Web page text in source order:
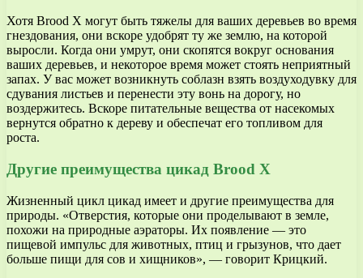
Хотя Brood X могут быть тяжелы для ваших деревьев во время
гнездования, они вскоре удобрят ту же землю, на которой
выросли. Когда они умрут, они скопятся вокруг основания
ваших деревьев, и некоторое время может стоять неприятный
запах. У вас может возникнуть соблазн взять воздуходувку для
сдувания листьев и перенести эту вонь на дорогу, но
воздержитесь. Вскоре питательные вещества от насекомых
вернутся обратно к дереву и обеспечат его топливом для
роста.
Другие преимущества цикад Brood X
Жизненный цикл цикад имеет и другие преимущества для
природы. «Отверстия, которые они проделывают в земле,
похожи на природные аэраторы. Их появление — это
пищевой импульс для животных, птиц и грызунов, что дает
больше пищи для сов и хищников», — говорит Крицкий.